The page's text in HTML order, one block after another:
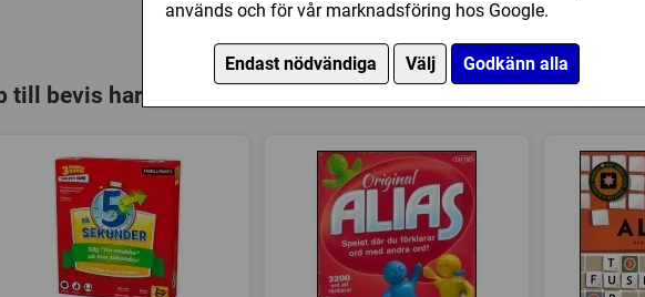
används och för vår marknadsföring hos Google.
Endast nödvändiga Välj Godkänn alla
Speltyp: Familjespel
Kategori: Ord,Frågor,
Länkar:
BoardGameGeek
Försälj. rank:
17121/18139
till bevis har också köpt